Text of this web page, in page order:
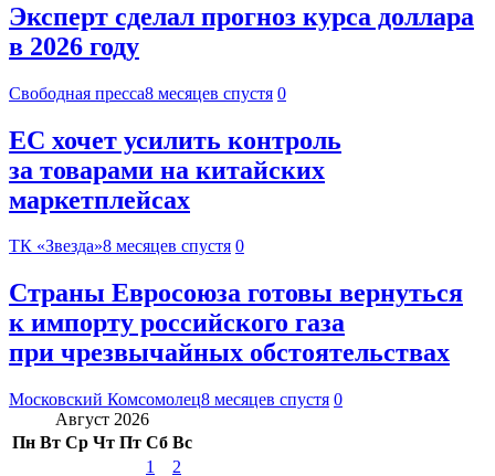
Эксперт сделал прогноз курса доллара
в 2026 году
Свободная пресса8 месяцев спустя 0
ЕС хочет усилить контроль
за товарами на китайских
маркетплейсах
ТК «Звезда»8 месяцев спустя 0
Страны Евросоюза готовы вернуться
к импорту российского газа
при чрезвычайных обстоятельствах
Московский Комсомолец8 месяцев спустя 0
Август 2026
Пн Вт Ср Чт Пт Сб Вс
1
2